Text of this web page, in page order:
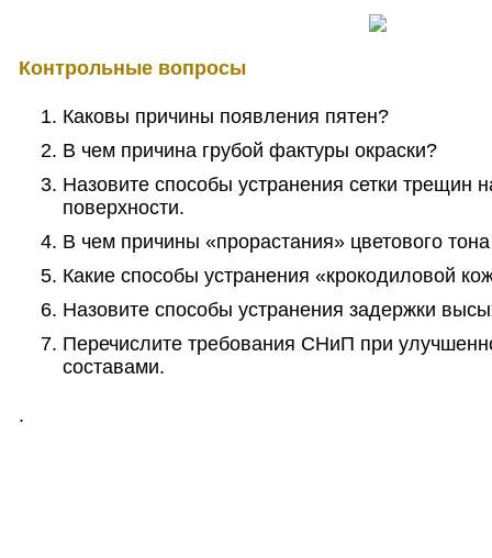
Контрольные вопросы
Каковы причины появления пятен?
В чем причина грубой фактуры окраски?
Назовите способы устранения сетки трещин
поверхности.
В чем причины «прорастания» цветового
Какие способы устранения «крокодиловой
Назовите способы устранения задержки
Перечислите требования СНиП при
составами.
.